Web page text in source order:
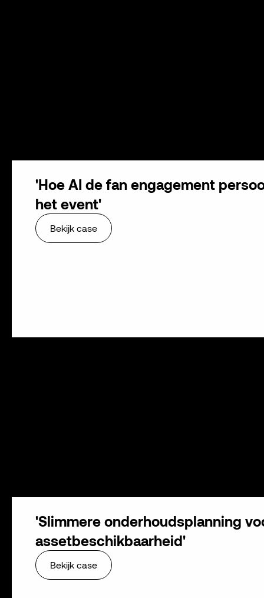
'Hoe AI de fan engagement
het event'
Bekijk case
'Slimmere onderhoudsplanning
assetbeschikbaarheid'
Bekijk case